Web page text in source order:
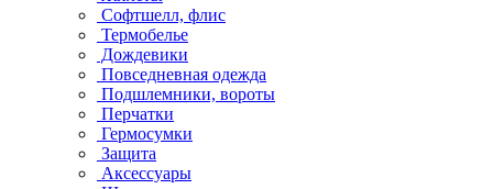
Софтшелл, флис
Термобелье
Дождевики
Повседневная одежда
Подшлемники, вороты
Перчатки
Гермосумки
Защита
Аксессуары